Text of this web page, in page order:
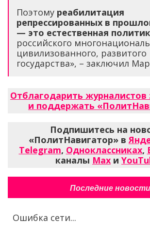
Поэтому реабилитация
репрессированных в
— это естественная
российского
цивилизованного, развитого
государства», – заключил
Отблагодарить журналистов
и поддержать
Подпишитесь на
«ПолитНавигатор» в
Telegram, Одноклассниках,
каналы Max и
Последние новости
Ошибка сети...